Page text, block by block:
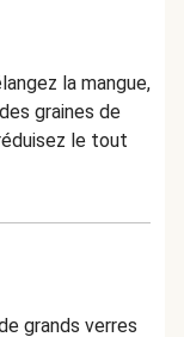
la mangue,
graines de
le tout
grands verres